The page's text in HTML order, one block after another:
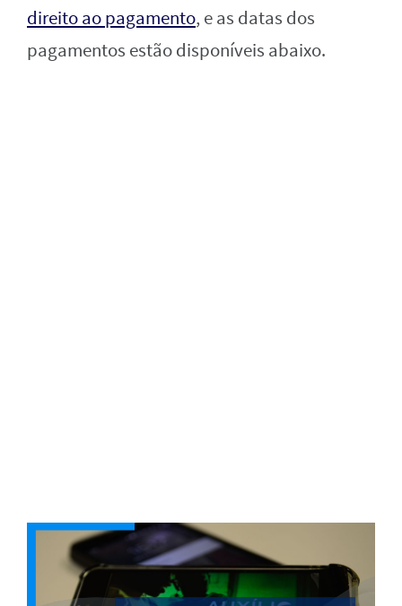
direito ao pagamento, e as datas dos
pagamentos estão disponíveis abaixo.